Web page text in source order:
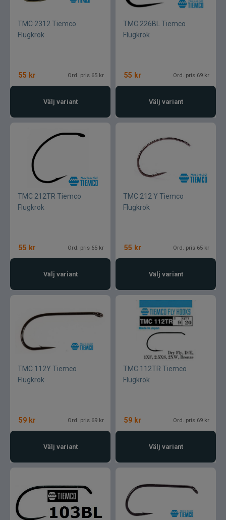
TMC 2312 Tiemco
Flugkrok
55 kr Ord. pris 65 kr
Välj variant
TMC 226BL Tiemco
Flugkrok
55 kr Ord. pris 69 kr
Välj variant
TMC 212TR Tiemco
Flugkrok
55 kr Ord. pris 65 kr
Välj variant
TMC 212 Y Tiemco
Flugkrok
55 kr Ord. pris 65 kr
Välj variant
TMC 112Y Tiemco
Flugkrok
59 kr Ord. pris 69 kr
Välj variant
TMC 112TR Tiemco
Flugkrok
59 kr Ord. pris 69 kr
Välj variant